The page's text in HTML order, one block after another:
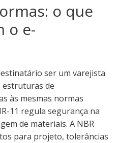
o que
o e-
ser um varejista
estruturas de
às mesmas normas
11 regula segurança na
de materiais. A NBR
para projeto, tolerâncias